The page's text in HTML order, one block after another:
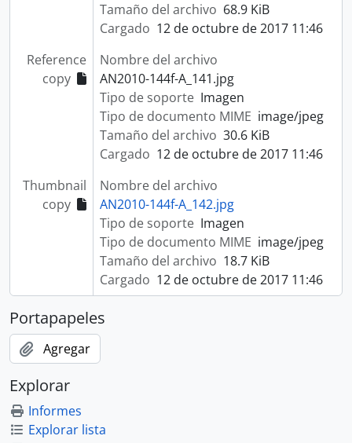
Tamaño del archivo 68.9 KiB
Cargado 12 de octubre de 2017 11:46
Reference
copy
Nombre del archivo
AN2010-144f-A_141.jpg
Tipo de soporte Imagen
Tipo de documento MIME image/jpeg
Tamaño del archivo 30.6 KiB
Cargado 12 de octubre de 2017 11:46
Thumbnail
copy
Nombre del archivo
AN2010-144f-A_142.jpg
Tipo de soporte Imagen
Tipo de documento MIME image/jpeg
Tamaño del archivo 18.7 KiB
Cargado 12 de octubre de 2017 11:46
Portapapeles
Agregar
Explorar
Informes
Explorar lista